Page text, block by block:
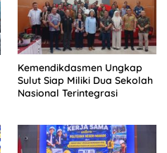
Kemendikdasmen Ungkap
Sulut Siap Miliki Dua Sekolah
Nasional Terintegrasi